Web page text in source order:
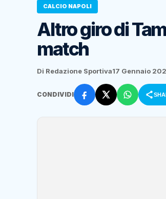
CALCIO NAPOLI
Altro giro di
match
Di Redazione Sportiva17 Gennaio
CONDIVIDI